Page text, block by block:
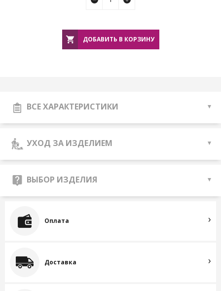
ДОБАВИТЬ В КОРЗИНУ
ВСЕ ХАРАКТЕРИСТИКИ
УХОД ЗА ИЗДЕЛИЕМ
ВЫБОР ИЗДЕЛИЯ
Оплата
Доставка